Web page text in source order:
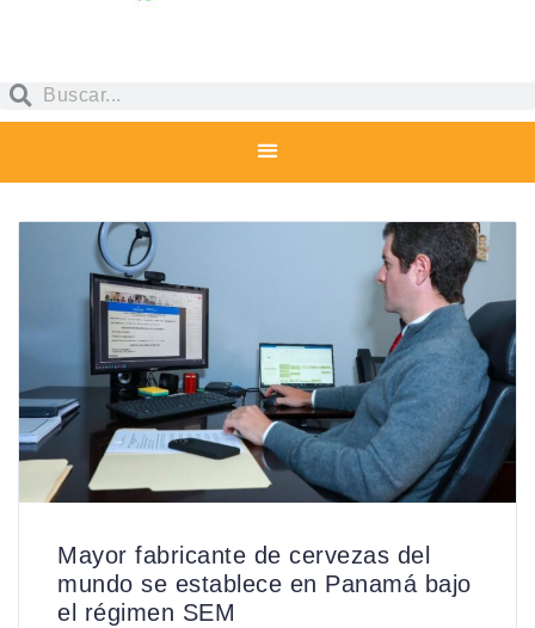
Mayor fabricante de cervezas del
mundo se establece en Panamá bajo
el régimen SEM